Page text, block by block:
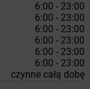
6:00 - 23:00
6:00 - 23:00
6:00 - 23:00
6:00 - 23:00
6:00 - 23:00
6:00 - 23:00
czynne całą dobę